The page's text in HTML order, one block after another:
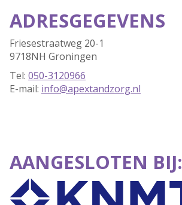
ADRESGEGEVENS
Friesestraatweg 20-1
9718NH Groningen
Tel: 050-3120966
E-mail: info@apextandzorg.nl
AANGESLOTEN BIJ: